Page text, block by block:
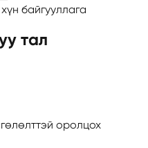
байгууллага
тал
оролцох